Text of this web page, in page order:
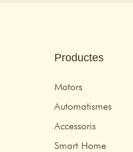
Productes
Motors
Automatismes
Accessoris
Smart Home